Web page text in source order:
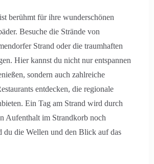
berühmt für ihre wunderschönen
Besuche die Strände von
Strand oder die traumhaften
Hier kannst du nicht nur entspannen
sondern auch zahlreiche
entdecken, die regionale
Ein Tag am Strand wird durch
Aufenthalt im Strandkorb noch
du die Wellen und den Blick auf das